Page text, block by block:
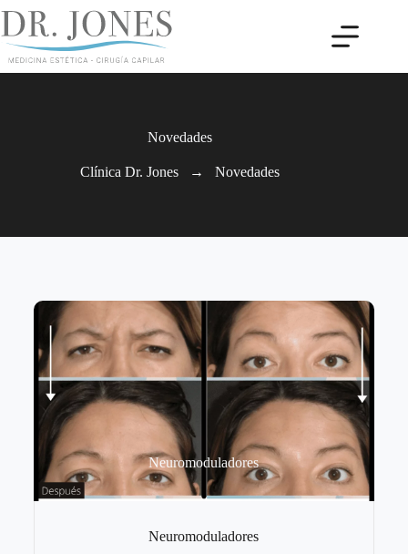
Novedades
Clínica Dr. Jones→ Novedades
Neuromoduladores
Neuromoduladores